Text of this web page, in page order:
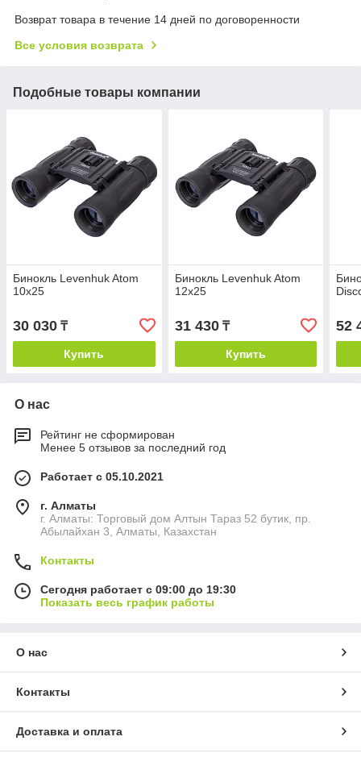
Возврат товара в течение 14 дней по договоренности
Все условия возврата
Подобные товары компании
Бинокль Levenhuk Atom
10x25
30 030 ₸
Купить
Бинокль Levenhuk Atom
12x25
31 430₸
Купить
52
О нас
Рейтинг не сформирован
Менее 5 отзывов за последний год
Работает с 05.10.2021
г. Алматы
г. Алматы: Торговый дом Алтын Тараз 52 бутик, пр.
Абылайхан 3, Алматы, Казахстан
Контакты
Сегодня работает с 09:00 до 19:30
Показать весь график работы
О нас
Контакты
Доставка и оплата